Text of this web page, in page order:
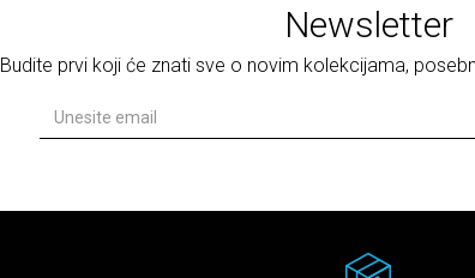
Newsletter
Budite prvi koji će znati sve o novim kolekcijama,